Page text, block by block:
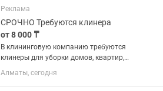
паркета и ковров. 2.Очистка...
Реклама
СРОЧНО Требуются клинера
от 8 000 ₸
В клининговую компанию требуются
клинеры для уборки домов, квартир,
офисов. Оплата ЕЖЕДНЕВНАЯ. График
работы плавающий, ХОРОШО
Алматы, сегодня